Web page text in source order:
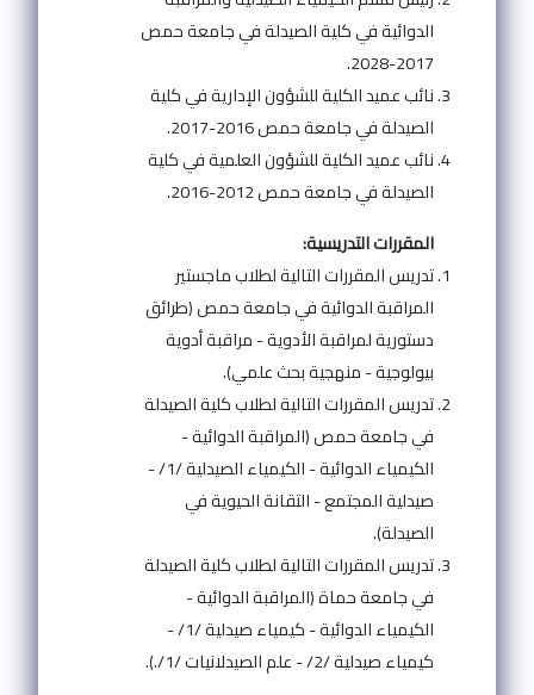
الدوائية في كلية الصيدلة في جامعة حمص
2017-2028.
نائب عميد الكلية للشؤون الإدارية في كلية
الصيدلة في جامعة حمص 2016-2017.
نائب عميد الكلية للشؤون العلمية في كلية
الصيدلة في جامعة حمص 2012-2016.
المقررات التدريسية:
تدريس المقررات التالية لطلاب ماجستير
المراقبة الدوائية في جامعة حمص (طرائق
دستورية لمراقبة الأدوية - مراقبة أدوية
بيولوجية - منهجية بحث علمي).
تدريس المقررات التالية لطلاب كلية الصيدلة
في جامعة حمص (المراقبة الدوائية -
الكيمياء الدوائية - الكيمياء الصيدلية /1/ -
صيدلية المجتمع - التقانة الحيوية في
الصيدلة).
تدريس المقررات التالية لطلاب كلية الصيدلة
في جامعة حماة (المراقبة الدوائية -
الكيمياء الدوائية - كيمياء صيدلية /1/ -
كيمياء صيدلية /2/ - علم الصيدلانيات /1/.).